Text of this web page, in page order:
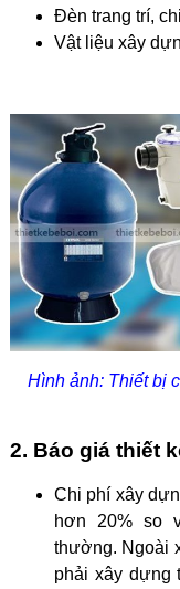
Đèn trang trí,
Vật liệu xây
Hình ảnh: Thiết bị
2. Báo giá thiết
Chi phí xây
hơn 20% so
thường. Ngoài
phải xây dựng